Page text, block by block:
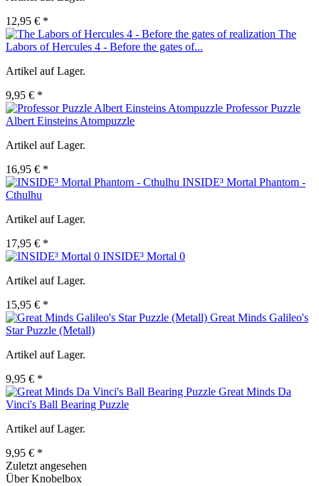
12,95 € *
The
Labors of Hercules 4 - Before the gates of...
Artikel auf Lager.
9,95 € *
Professor Puzzle
Albert Einsteins Atompuzzle
Artikel auf Lager.
16,95 € *
INSIDE³ Mortal Phantom -
Cthulhu
Artikel auf Lager.
17,95 € *
INSIDE³ Mortal 0
Artikel auf Lager.
15,95 € *
Great Minds Galileo's
Star Puzzle (Metall)
Artikel auf Lager.
9,95 € *
Great Minds Da
Vinci's Ball Bearing Puzzle
Artikel auf Lager.
9,95 € *
Zuletzt angesehen
Über Knobelbox